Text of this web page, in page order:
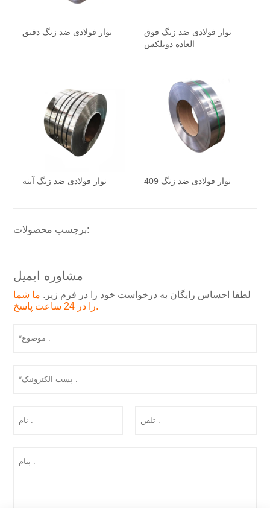
نوار فولادی ضد زنگ دقیق
نوار فولادی ضد زنگ فوق
العاده دوبلکس
نوار فولادی ضد زنگ آینه نوار فولادی ضد زنگ 409
برچسب محصولات:
مشاوره ایمیل
لطفا احساس رایگان به درخواست خود را در فرم زیر. ما شما
را در 24 ساعت پاسخ.